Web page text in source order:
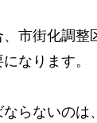
市街化調整
なります。
らないのは